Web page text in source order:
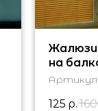
Жалюзи
на
Артикул:
125 р. 160